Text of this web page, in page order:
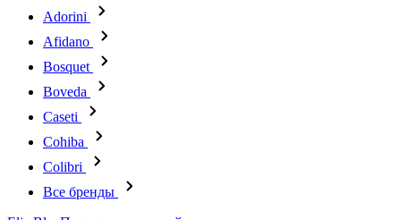
Adorini
Afidano
Bosquet
Boveda
Caseti
Cohiba
Colibri
Все бренды